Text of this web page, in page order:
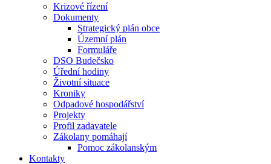
Krizové řízení
Dokumenty
Strategický plán obce
Územní plán
Formuláře
DSO Budečsko
Úřední hodiny
Životní situace
Kroniky
Odpadové hospodářství
Projekty
Profil zadavatele
Zákolany pomáhají
Pomoc zákolanským
Kontakty